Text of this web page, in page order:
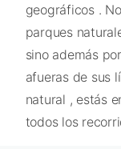
geográficos .
parques
sino además
afueras de sus
natural , estás
todos los